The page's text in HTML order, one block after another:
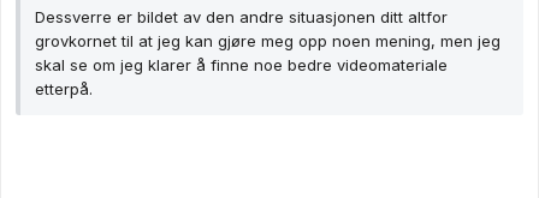
Dessverre er bildet av den andre situasjonen ditt altfor
grovkornet til at jeg kan gjøre meg opp noen mening, men jeg
skal se om jeg klarer å finne noe bedre videomateriale
etterpå.